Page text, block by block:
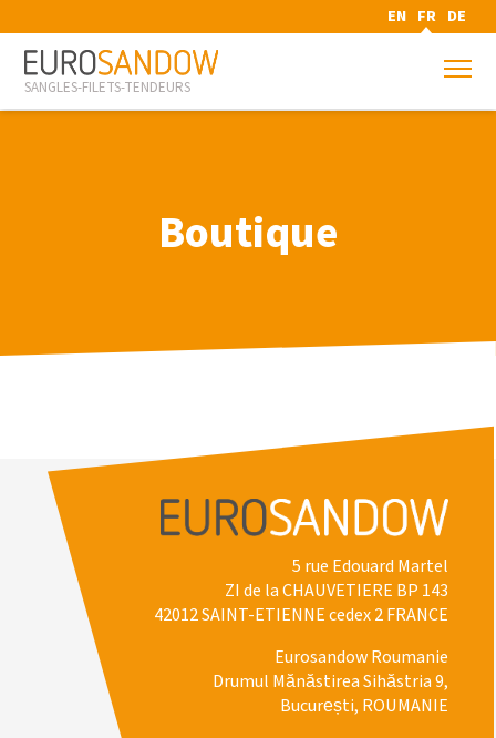
EN FR DE
SANGLES-FILETS-TENDEURS
Boutique
5 rue Edouard Martel
ZI de la CHAUVETIERE BP 143
42012 SAINT-ETIENNE cedex 2 FRANCE
Eurosandow Roumanie
Drumul Mănăstirea Sihăstria 9,
București, ROUMANIE